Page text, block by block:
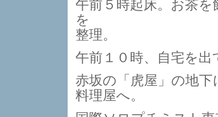
午前５時起床。お茶
を
整理。
午前１０時、自宅を
赤坂の「虎屋」の地
料理屋へ。